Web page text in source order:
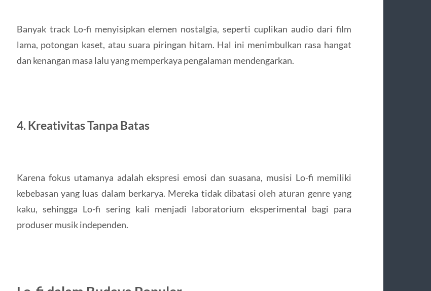
Banyak track Lo-fi menyisipkan elemen nostalgia, seperti cuplikan audio dari film
lama, potongan kaset, atau suara piringan hitam. Hal ini menimbulkan rasa hangat
dan kenangan masa lalu yang memperkaya pengalaman mendengarkan.
4. Kreativitas Tanpa Batas
Karena fokus utamanya adalah ekspresi emosi dan suasana, musisi Lo-fi memiliki
kebebasan yang luas dalam berkarya. Mereka tidak dibatasi oleh aturan genre yang
kaku, sehingga Lo-fi sering kali menjadi laboratorium eksperimental bagi para
produser musik independen.